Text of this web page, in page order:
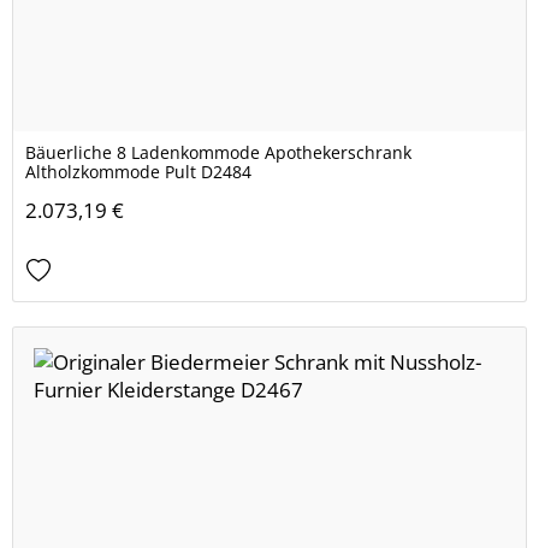
Bäuerliche 8 Ladenkommode Apothekerschrank
Altholzkommode Pult D2484
2.073,19 €